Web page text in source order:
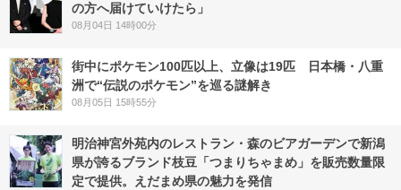
の方へ届けていけたら」
08月04日 14時00分
街中にポケモン100匹以上、立像は19匹 日本橋・八重
洲で“伝説のポケモン”を巡る謎解き
08月05日 15時55分
明治神宮外苑内のレストラン・森のビアガーデンで新潟
県が誇るブランド枝豆「つまりちゃまめ」を販売数量限
定で提供。えだまめ県の魅力を発信